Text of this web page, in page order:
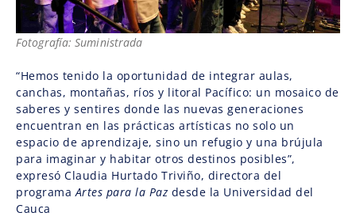
Fotografía: Suministrada
“Hemos tenido la oportunidad de integrar aulas,
canchas, montañas, ríos y litoral Pacífico: un mosaico de
saberes y sentires donde las nuevas generaciones
encuentran en las prácticas artísticas no solo un
espacio de aprendizaje, sino un refugio y una brújula
para imaginar y habitar otros destinos posibles”,
expresó Claudia Hurtado Triviño, directora del
programa Artes para la Paz desde la Universidad del
Cauca